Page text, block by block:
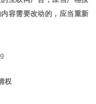
容需要改动的，应当重新
权